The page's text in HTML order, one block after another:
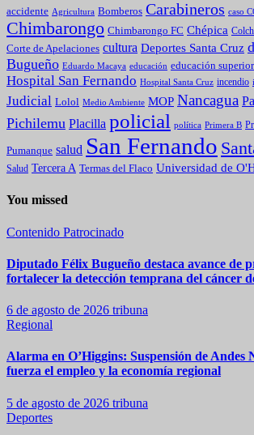
accidente Agricultura Bomberos Carabineros caso
Chimbarongo Chimbarongo FC Chépica
Corte de Apelaciones cultura Deportes Santa Cruz
Bugueño Eduardo Macaya educación educación superior
Hospital San Fernando Hospital Santa Cruz incendio
Judicial Lolol Medio Ambiente MOP Nancagua
Pichilemu Placilla policial política Primera B
Pumanque salud San Fernando
Salud Tercera A Termas del Flaco Universidad de
You missed
Contenido Patrocinado
Diputado Félix Bugueño destaca avance de
fortalecer la detección temprana del cáncer
6 de agosto de 2026 tribuna
Regional
Alarma en O’Higgins: Suspensión de Andes
fuerza el empleo y la economía regional
5 de agosto de 2026 tribuna
Deportes